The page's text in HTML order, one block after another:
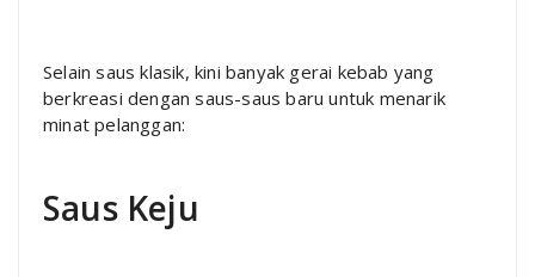
Selain saus klasik, kini banyak gerai kebab yang
berkreasi dengan saus-saus baru untuk menarik
minat pelanggan:
Saus Keju